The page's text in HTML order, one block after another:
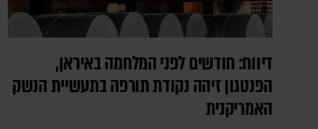
דיווח: חודשים לפני המלחמה באיראן,
הפנטגון זיהה נקודת תורפה בתעשיית הנשק
האמריקנית